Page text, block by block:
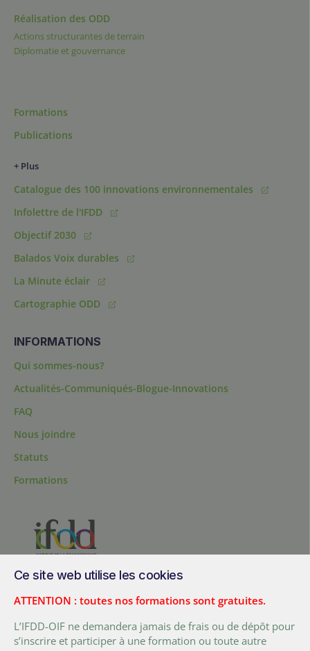
Réalisation des ODD
Actions structurantes de terrain
Diplomatie et gouvernance
Formations
Publications
+ Plus
Catalogue des 100 innovations environnementales
Infolettre de l'IFDD
Objectif 2030
Balados Voix durables
La Minute éclair
Cartographie ODD
INFORMATIONS
Qui sommes-nous?
Actualités-Communiqués-Blogue-Innovations
FAQ
Nous joindre
Statuts
Formations
Canada
Tél. :+ (1) 418 692 5727
Fax :+ (1) 418 692 5644
Ce site web utilise les cookies
ATTENTION : toutes nos formations sont gratuites.
L’IFDD-OIF ne demandera jamais de frais ou de dépôt pour
s’inscrire et participer à une formation ou toute autre